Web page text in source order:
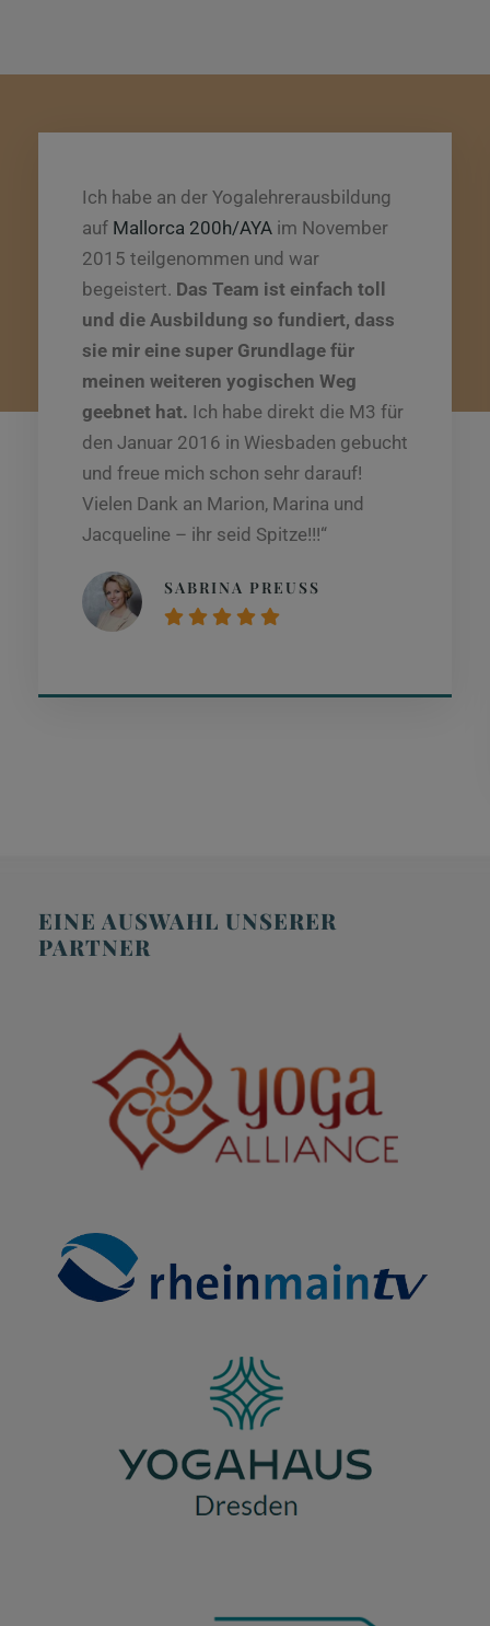
Ich habe an der Yogalehrerausbildung
auf Mallorca 200h/AYA im November
2015 teilgenommen und war
begeistert. Das Team ist einfach toll
und die Ausbildung so fundiert, dass
sie mir eine super Grundlage für
meinen weiteren yogischen Weg
geebnet hat. Ich habe direkt die M3 für
den Januar 2016 in Wiesbaden gebucht
und freue mich schon sehr darauf!
Vielen Dank an Marion, Marina und
Jacqueline – ihr seid Spitze!!!“
SABRINA PREUSS
EINE AUSWAHL UNSERER
PARTNER